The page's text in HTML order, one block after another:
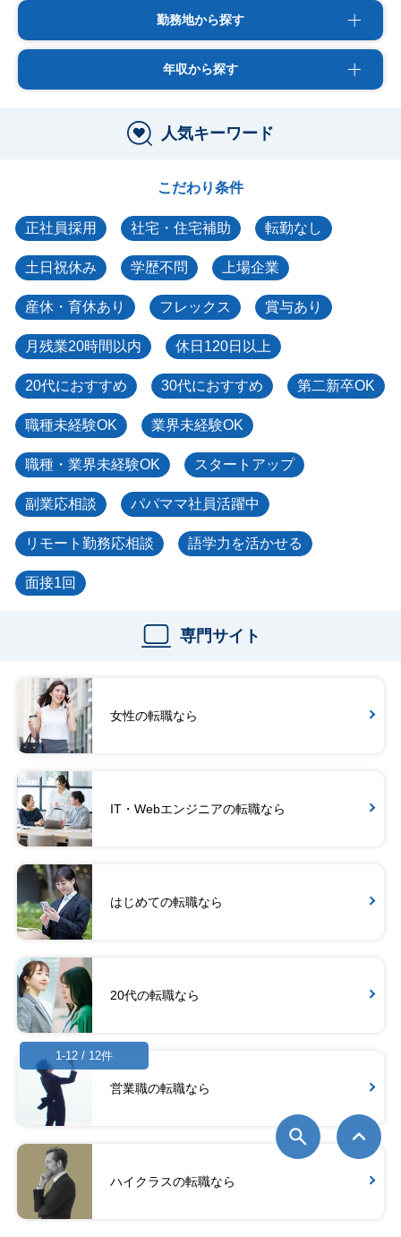
勤務地から探す
年収から探す
人気キーワード
こだわり条件
正社員採用 社宅・住宅補助 転勤なし
土日祝休み 学歴不問 上場企業
産休・育休あり フレックス 賞与あり
月残業20時間以内 休日120日以上
20代におすすめ 30代におすすめ 第二新卒OK
職種未経験OK 業界未経験OK
職種・業界未経験OK スタートアップ
副業応相談 パパママ社員活躍中
リモート勤務応相談 語学力を活かせる
面接1回
専門サイト
女性の転職なら
IT・Webエンジニアの転職なら
はじめての転職なら
20代の転職なら
営業職の転職なら
ハイクラスの転職なら
1-12 / 12件